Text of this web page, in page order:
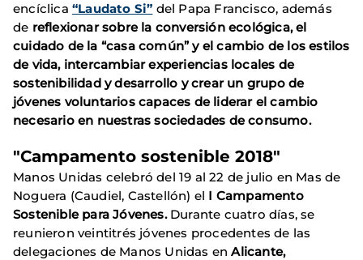
encíclica “Laudato Si” del Papa Francisco, además
de reflexionar sobre la conversión ecológica, el
cuidado de la “casa común” y el cambio de los estilos
de vida, intercambiar experiencias locales de
sostenibilidad y desarrollo y crear un grupo de
jóvenes voluntarios capaces de liderar el cambio
necesario en nuestras sociedades de consumo.
"Campamento sostenible 2018"
Manos Unidas celebró del 19 al 22 de julio en Mas de
Noguera (Caudiel, Castellón) el I Campamento
Sostenible para Jóvenes. Durante cuatro días, se
reunieron veintitrés jóvenes procedentes de las
delegaciones de Manos Unidas enAlicante,